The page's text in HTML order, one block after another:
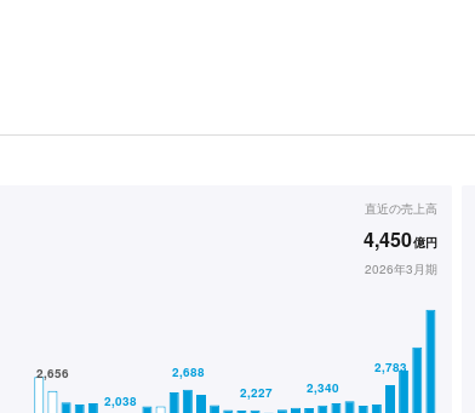
直近の売上高
4,450億円
2026年3月期